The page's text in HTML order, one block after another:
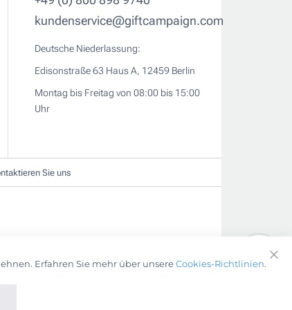
kundenservice@giftcampaign.com
Deutsche Niederlassung:
Edisonstraße 63 Haus A, 12459 Berlin
Montag bis Freitag von 08:00 bis 15:00
Uhr
Sie uns
Erfahren Sie mehr über unsereCookies-Richtlinien.